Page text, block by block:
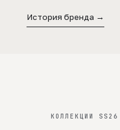
История бренда →
КОЛЛЕКЦИИ SS26